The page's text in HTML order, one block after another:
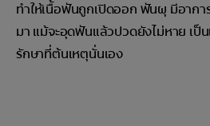
ทำให้เนื้อฟันถูกเปิดออก ฟันผุ มีอาก
มา แม้จะอุดฟันแล้วปวดยังไม่หาย เป็น
รักษาที่ต้นเหตุนั่นเอง